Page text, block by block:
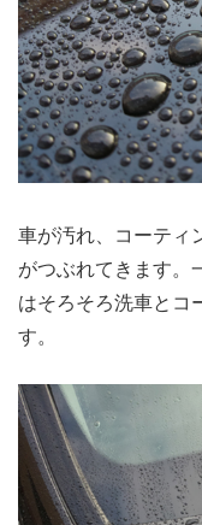
車が汚れ、コーティ
がつぶれてきます。
はそろそろ洗車とコ
す。